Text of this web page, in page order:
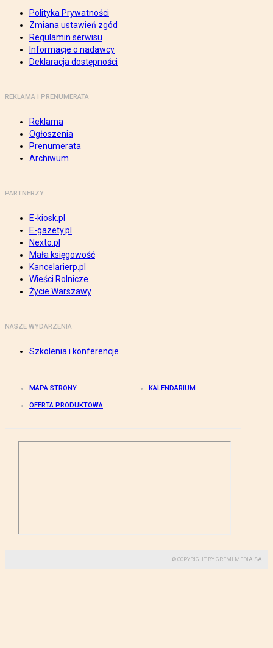
Polityka Prywatności
Zmiana ustawień zgód
Regulamin serwisu
Informacje o nadawcy
Deklaracja dostępności
REKLAMA I PRENUMERATA
Reklama
Ogłoszenia
Prenumerata
Archiwum
PARTNERZY
E-kiosk.pl
E-gazety.pl
Nexto.pl
Mała księgowość
Kancelarierp.pl
Wieści Rolnicze
Życie Warszawy
NASZE WYDARZENIA
Szkolenia i konferencje
MAPA STRONY KALENDARIUM
OFERTA PRODUKTOWA
© COPYRIGHT BY GREMI MEDIA SA